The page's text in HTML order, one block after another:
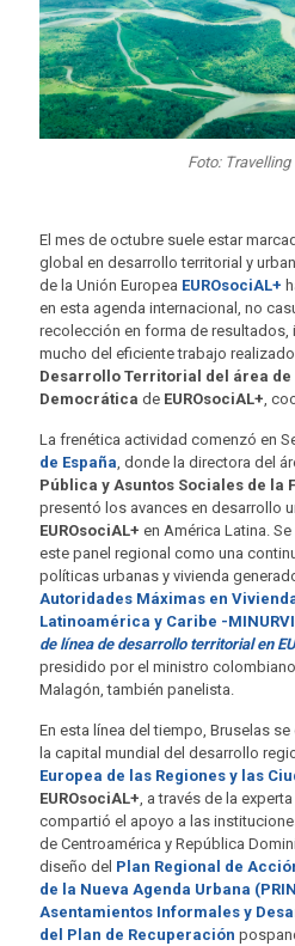
Foto: Travelling
El mes de octubre suele estar
global en desarrollo territorial y
de la Unión Europea EUROsociAL+
en esta agenda internacional, no
recolección en forma de
mucho del eficiente trabajo
Desarrollo Territorial del área
Democrática de EUROsociAL+ ,
La frenética actividad comenzó en
de España , donde la directora del
Pública y Asuntos Sociales de la
presentó los avances en desarrollo
EUROsociAL+ en América Latina.
este panel regional como una
políticas urbanas y vivienda
Autoridades Máximas en
Latinoamérica y Caribe -
de línea de desarrollo territorial en
presidido por el ministro
Malagón, también panelista.
En esta línea del tiempo, Bruselas
la capital mundial del desarrollo
Europea de las Regiones y las
EUROsociAL+ , a través de la
compartió el apoyo a las
de Centroamérica y República
diseño del Plan Regional de
de la Nueva Agenda Urbana
Asentamientos Informales y
del Plan de Recuperación